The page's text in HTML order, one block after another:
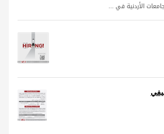
الأردنية في ...